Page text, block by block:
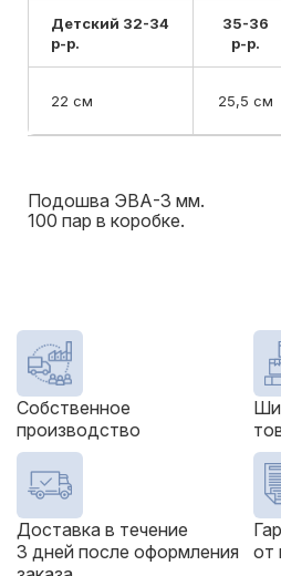
Детский 32-34
р-р.
35-36
р-р.
22 см 25,5 см
Подошва ЭВА-3 мм.
100 пар в коробке.
Собственное
производство
Доставка в течение
3 дней после оформления
от